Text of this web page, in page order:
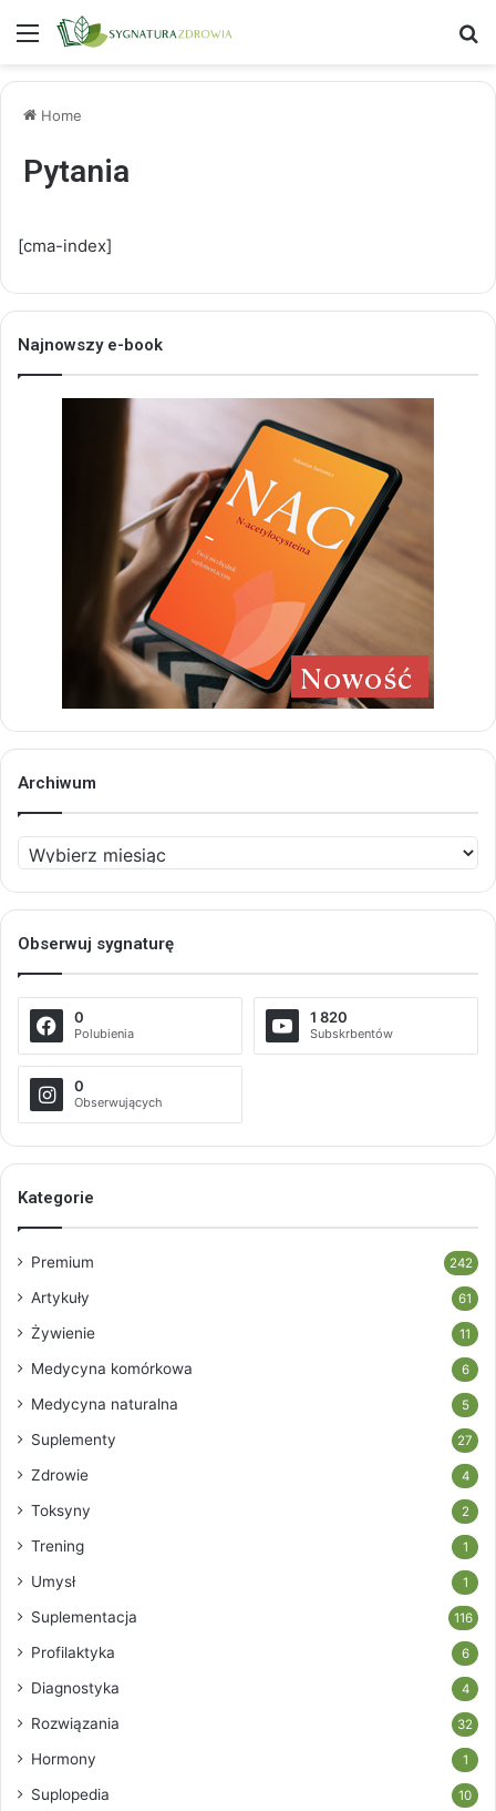
Menu
Home
Pytania
[cma-index]
Najnowszy e-book
Archiwum
Archiwum
Obserwuj sygnaturę
0
Polubienia
1 820
Subskrbentów
0
Obserwujących
Kategorie
Premium 242
Artykuły 61
Żywienie 11
Medycyna komórkowa 6
Medycyna naturalna 5
Suplementy 27
Zdrowie 4
Toksyny 2
Trening 1
Umysł 1
Suplementacja 116
Profilaktyka 6
Diagnostyka 4
Rozwiązania 32
Hormony 1
Suplopedia 10